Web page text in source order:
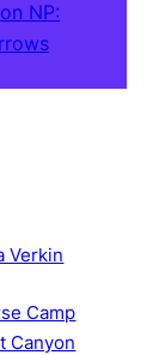
NP:
Verkin
Camp
Canyon